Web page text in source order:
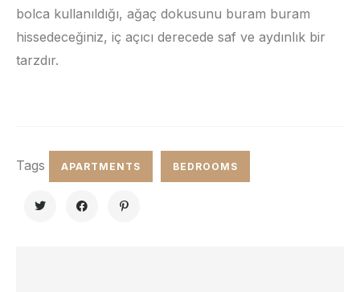
bolca kullanıldığı, ağaç dokusunu buram buram
hissedeceğiniz, iç açıcı derecede saf ve aydınlık bir
tarzdır.
Tags APARTMENTS BEDROOMS